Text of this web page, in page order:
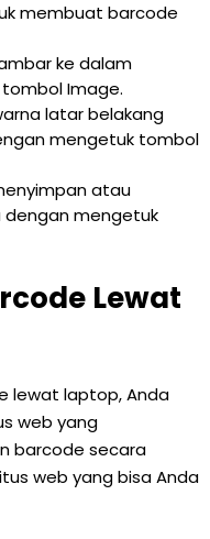
membuat barcode
ke dalam
Image.
latar belakang
mengetuk tombol
atau
mengetuk
Lewat
lewat laptop, Anda
web yang
barcode secara
web yang bisa Anda